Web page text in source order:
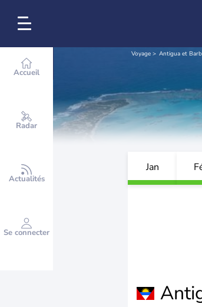
Accueil
Radar
Actualités
Se connecter
Voyage Antigua et
Jan